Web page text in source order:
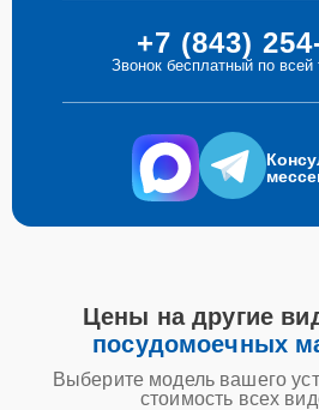
+7 (843)
Звонок бесплатный по
Цены на другие
посудомоечных
Выберите модель вашего
стоимость всех